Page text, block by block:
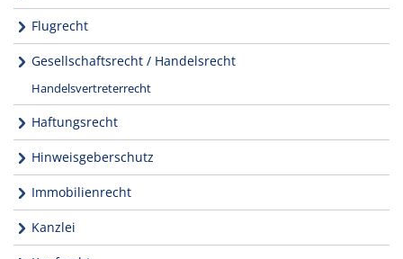
Flugrecht
Gesellschaftsrecht / Handelsrecht
Handelsvertreterrecht
Haftungsrecht
Hinweisgeberschutz
Immobilienrecht
Kanzlei